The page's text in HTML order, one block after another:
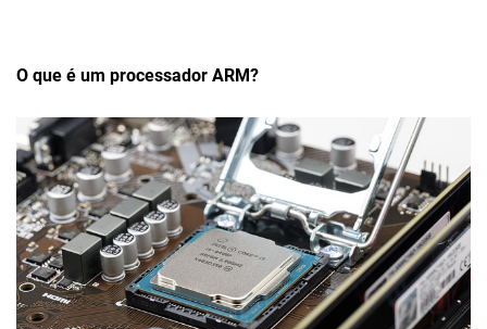
O que é um processador ARM?